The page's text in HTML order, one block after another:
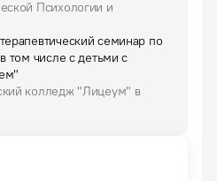
Психологии и
семинар по
том числе с детьми с
колледж "Лицеум" в